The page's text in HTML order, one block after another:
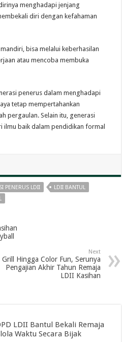
menghadapi jenjang
diri dengan kefahaman
bisa melalui keberhasilan
atau mencoba membuka
penerus dalam menghadapi
tetap mempertahankan
pergaulan. Selain itu, generasi
ilmu baik dalam pendidikan formal
PENERUS LDII
LDII BANTUL
Next
Grill Hingga Color Fun, Serunya
Pengajian Akhir Tahun Remaja
LDII Kasihan
LDII Bantul Bekali Remaja
Waktu Secara Bijak